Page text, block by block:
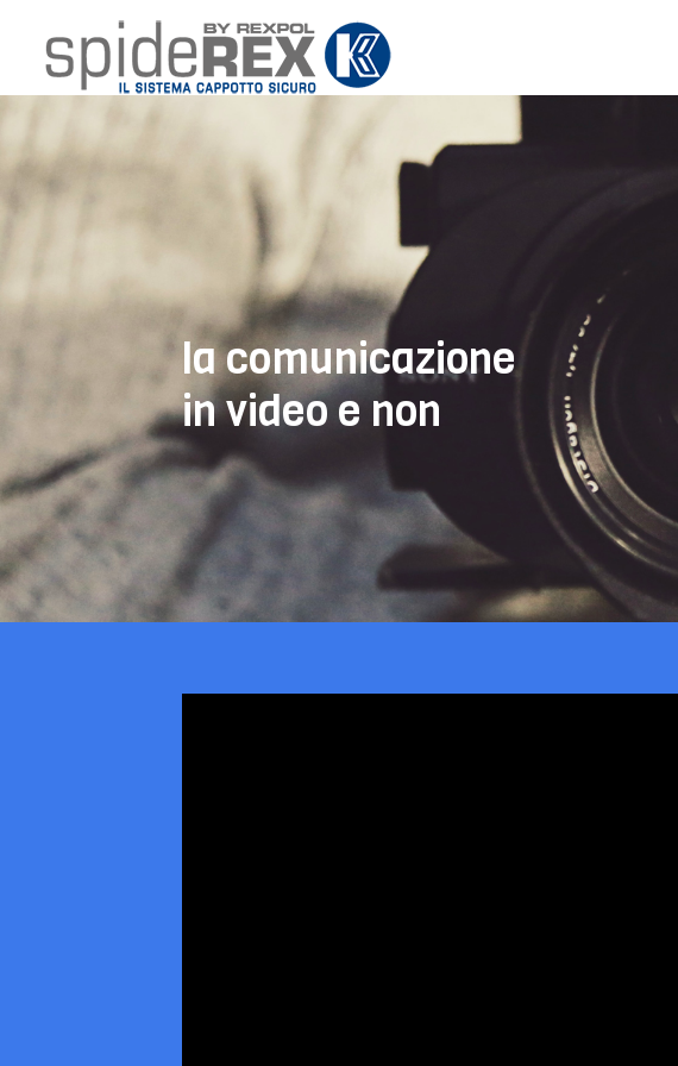
la comunicazione
in video e non